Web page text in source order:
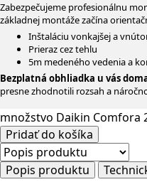
Zabezpečujeme profesionálnu
základnej montáže začína
Inštaláciu vonkajšej a
Prieraz cez tehlu
5m medeného vedenia a
Bezplatná obhliadka u vás
presne zhodnotili rozsah a
množstvo Daikin Comfora
Pridať do košíka
Popis produktu